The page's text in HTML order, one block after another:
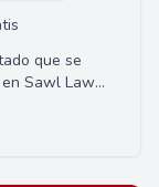
que se
Sawl Law